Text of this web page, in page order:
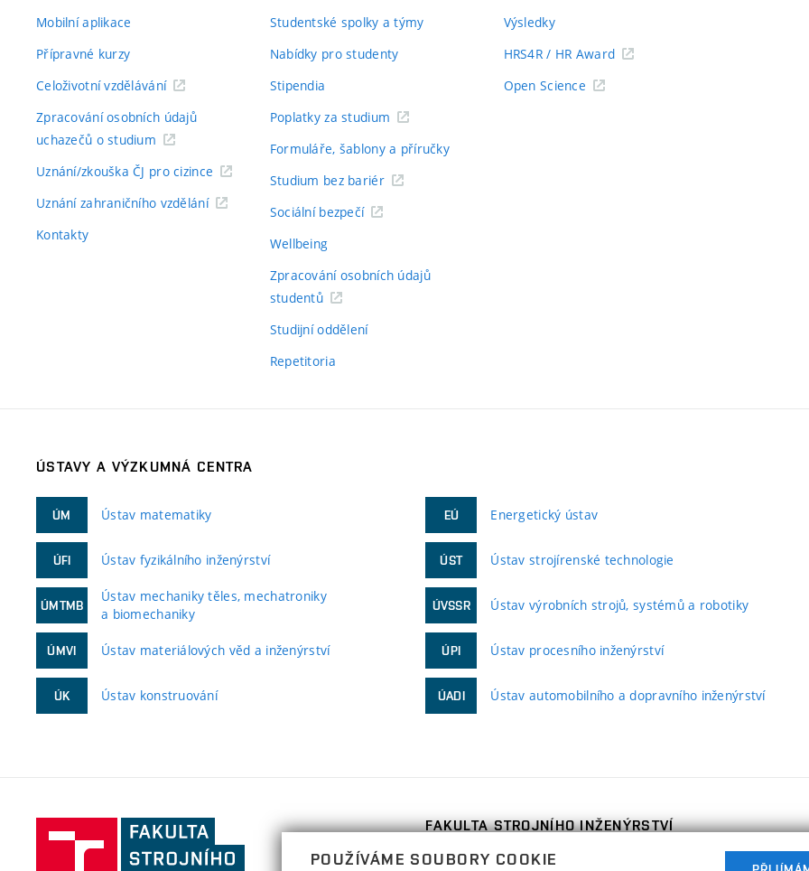
Mobilní aplikace
Přípravné kurzy
Celoživotní vzdělávání
Zpracování osobních údajů
uchazečů o studium
Uznání/zkouška ČJ pro cizince
Uznání zahraničního vzdělání
Kontakty
Studentské spolky a týmy
Nabídky pro studenty
Stipendia
Poplatky za studium
Formuláře, šablony a příručky
Studium bez bariér
Sociální bezpečí
Wellbeing
Zpracování osobních údajů
studentů
Studijní oddělení
Repetitoria
Výsledky
HRS4R / HR Award
Open Science
ÚSTAVY A VÝZKUMNÁ CENTRA
ÚM Ústav matematiky
ÚFI Ústav fyzikálního inženýrství
ÚMTMB
Ústav mechaniky těles, mechatroniky
a biomechaniky
ÚMVI Ústav materiálových věd a inženýrství
ÚK Ústav konstruování
EÚ Energetický ústav
ÚST Ústav strojírenské technologie
ÚVSSR Ústav výrobních strojů, systémů a robotiky
ÚPI Ústav procesního inženýrství
ÚADI Ústav automobilního a dopravního inženýrství
Fakulta
FAKULTA STROJNÍHO INŽENÝRSTVÍ
POUŽÍVÁME SOUBORY COOKIE